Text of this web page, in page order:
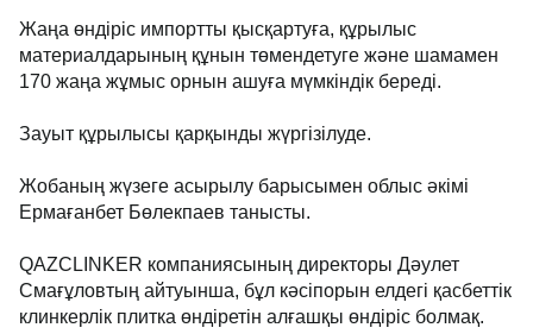
Жаңа өндіріс импортты қысқартуға, құрылыс
материалдарының құнын төмендетуге және шамамен
170 жаңа жұмыс орнын ашуға мүмкіндік береді.
Зауыт құрылысы қарқынды жүргізілуде.
Жобаның жүзеге асырылу барысымен облыс әкімі
Ермағанбет Бөлекпаев танысты.
QAZCLINKER компаниясының директоры Дәулет
Смағұловтың айтуынша, бұл кәсіпорын елдегі қасбеттік
клинкерлік плитка өндіретін алғашқы өндіріс болмақ.